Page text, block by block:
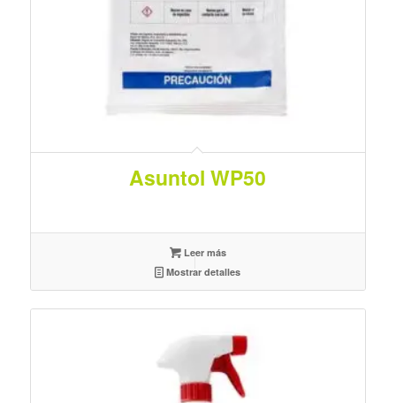
Asuntol WP50
Leer más
Mostrar detalles